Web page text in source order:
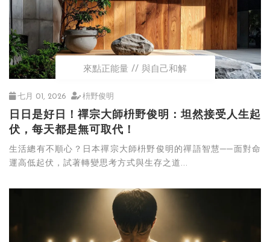
來點正能量 與自己和解
七月 01, 2026 枡野俊明
日日是好日！禪宗大師枡野俊明：坦然接受人生起
伏，每天都是無可取代！
生活總有不順心？日本禪宗大師枡野俊明的禪語智慧──面對命
運高低起伏，試著轉變思考方式與生存之道...